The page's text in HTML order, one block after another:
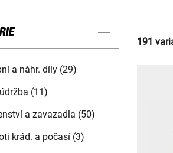
a náhr. díly (29)
(11)
a zavazadla (50)
krád. a počasí (3)
191